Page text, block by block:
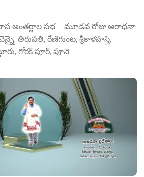
అంతర్జాల సభ – మూడవ రోజు ఆరాధనా
తిరుపతి, రేణిగుంట, శ్రీకాళహస్తి,
గోరక్ పూర్, పూనె